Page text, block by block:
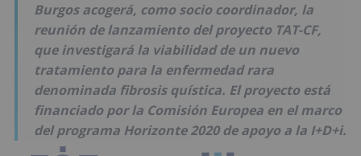
Burgos acogerá, como socio coordinador, la
reunión de lanzamiento del proyecto TAT-CF,
que investigará la viabilidad de un nuevo
tratamiento para la enfermedad rara
denominada fibrosis quística. El proyecto está
financiado por la Comisión Europea en el marco
del programa Horizonte 2020 de apoyo a la I+D+i.